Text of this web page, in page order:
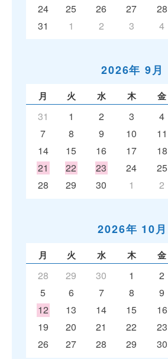
24
25 26 27 28
31
1 2 3 4
2026年 9月
月 火 水 木 金
31 1 2 3 4
7
8 9 10 11
14
15 16 17 18
21
22 23 24 25
28
29 30 1 2
2026年 10月
月 火 水 木 金
28 29 30 1 2
5
6 7 8 9
12
13 14 15 16
19
20 21 22 23
26
27 28 29 30